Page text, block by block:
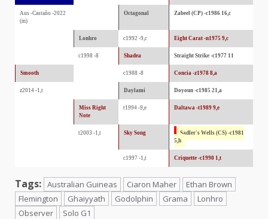
Aus -Castaño -2022
(m)
Octagonal Zabeel (CP) -c1986 16,c
Lonhro c1992 -9,c Eight Carat -n1975 9,c
c1998 -8 Shadea Straight Strike -c1977 11
Smooth c1988 -8 Concia -z1978 8,a
z2014 -1,t Daylami Doyoun -c1985 21,a
Miss Right
Note
t1994 -9,e Daltawa -t1989 9,e
t2003 -1,t Sky Song
Sadler's Wells (CS) -c1981
5,h
c1997 -1,t Criquette -c1990 1,t
Tags: Australian Guineas Ciaron Maher
Ethan Brown
Flemington
Ghaiyyath Godolphin Grama
Lonhro
Observer
Solo G1